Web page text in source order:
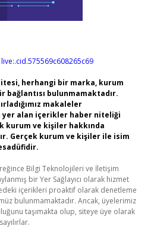
live:.cid.575569c608265c69
herhangi bir marka, kurum
bağlantısı bulunmamaktadır.
makaleler
yer alan içerikler haber niteliği
kurum ve kişiler hakkında
Gerçek kurum ve kişiler ile isim
Bilgi Teknolojileri ve İletişim
bir Yer Sağlayıcı olarak hizmet
içerikleri proaktif olarak denetleme
bulunmamaktadır. Ancak, üyelerimiz
taşımakta olup, siteye üye olarak